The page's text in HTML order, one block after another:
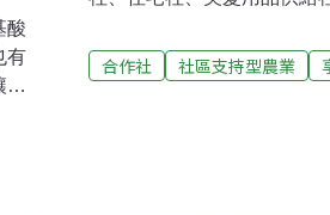
酸
有
國
KOLA董事會成員漢諾． 博
入社方式。種植本地蔬菜
合作社 社區支持型農業